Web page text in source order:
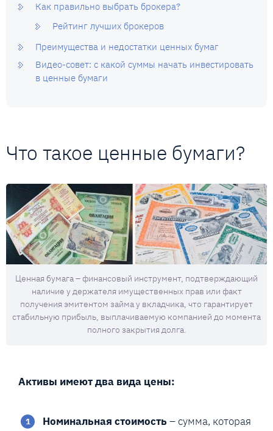
Как правильно выбрать брокера?
Рейтинг лучших брокеров
Преимущества и недостатки ценных бумаг
Видео-совет: с какой суммы начать инвестировать
в ценные бумаги
Что такое ценные бумаги?
Ценная бумага – финансовый инструмент, подтверждающий
наличие у держателя имущественных прав или факт
получения эмитентом займа у вкладчика, что гарантирует
стабильную прибыль, выплачиваемую компанией до момента
полного закрытия долга.
Активы имеют два вида цены:
Номинальная стоимость – сумма, которая